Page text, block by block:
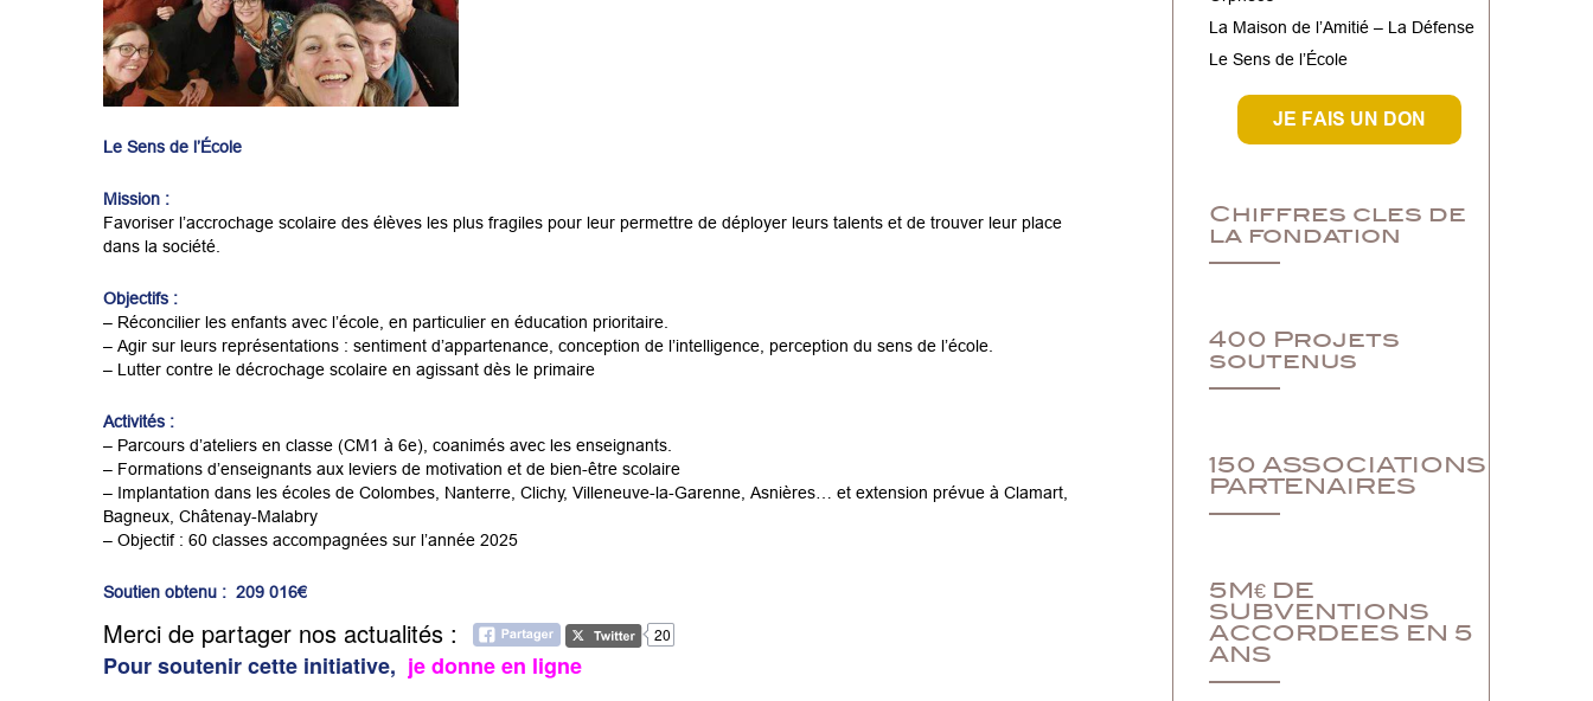
Le Sens de l’École
Mission :
Favoriser l’accrochage scolaire des élèves les plus fragiles pour leur permettre de déployer leurs talents et de trouver leur place
dans la société.
Objectifs :
– Réconcilier les enfants avec l’école, en particulier en éducation prioritaire.
– Agir sur leurs représentations : sentiment d’appartenance, conception de l’intelligence, perception du sens de l’école.
– Lutter contre le décrochage scolaire en agissant dès le primaire
Activités :
– Parcours d’ateliers en classe (CM1 à 6e), coanimés avec les enseignants.
– Formations d’enseignants aux leviers de motivation et de bien-être scolaire
– Implantation dans les écoles de Colombes, Nanterre, Clichy, Villeneuve-la-Garenne, Asnières… et extension prévue à Clamart,
Bagneux, Châtenay-Malabry
– Objectif : 60 classes accompagnées sur l’année 2025
Soutien obtenu : 209 016€
Merci de partager nos actualités : 20
Pour soutenir cette initiative, je donne en ligne
La Maison de l’Amitié – La Défense
Le Sens de l’École
JE FAIS UN DON
Chiffres cles de
la fondation
400 Projets
soutenus
150 ASSOCIATIONS
PARTENAIRES
5M€ DE
SUBVENTIONS
ACCORDEES EN 5
ANS